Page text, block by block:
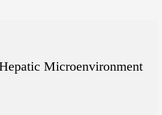
Microenvironment